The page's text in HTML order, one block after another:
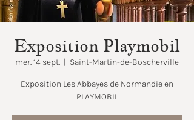
Exposition Playmobil
mer. 14 sept.
  |
Saint-Martin-de-Boscherville
Exposition Les Abbayes de Normandie en
PLAYMOBIL